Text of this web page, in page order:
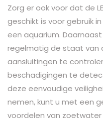
Zorg er ook voor dat de
geschikt is voor gebruik
een aquarium.
regelmatig de staat van
aansluitingen te
beschadigingen te
deze eenvoudige
nemen, kunt u met een
voordelen van zoetwater